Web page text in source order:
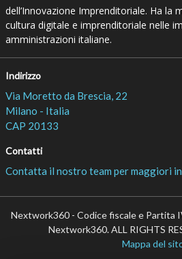
dell’Innovazione Imprenditoriale. Ha la
cultura digitale e imprenditoriale nelle
amministrazioni italiane.
Indirizzo
Via Moretto da Brescia, 22
Milano - Italia
CAP 20133
Contatti
Contatta il nostro team per maggiori
Nextwork360 - Codice fiscale e Partita
Nextwork360. ALL RIGHTS
Mappa del